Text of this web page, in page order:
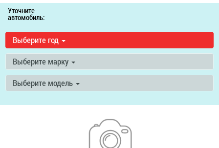
Уточните
автомобиль:
Выберите год
Выберите марку
Выберите модель